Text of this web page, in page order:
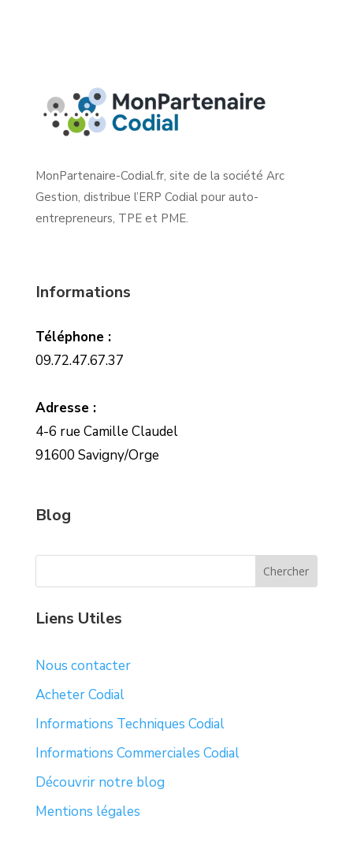
MonPartenaire-Codial.fr, site de la société Arc
Gestion, distribue l’ERP Codial pour auto-
entrepreneurs, TPE et PME.
Informations
Téléphone :
09.72.47.67.37
Adresse :
4-6 rue Camille Claudel
91600 Savigny/Orge
Blog
Liens Utiles
Nous contacter
Acheter Codial
Informations Techniques Codial
Informations Commerciales Codial
Découvrir notre blog
Mentions légales